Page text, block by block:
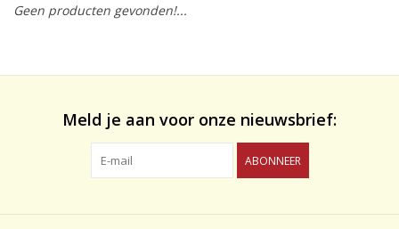
Gedistilleerd &
Geen producten gevonden!...
Meld je aan voor onze nieuwsbrief:
ABONNEER